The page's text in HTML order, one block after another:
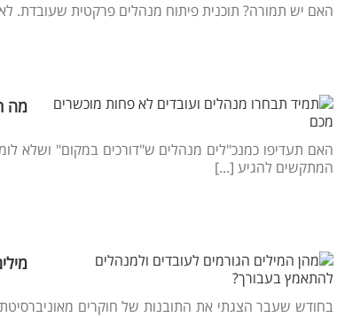
האם יש תמורה? תוכנית פיתוח מנהלים פרקטית שעובדת.
מה
האם תעדיפו כמנכ"לים מנהלים ש"דורכים במקום" ושלא
המתקשים להגיע [...]
בחודש שעבר הצגתי את התובנות של חוקרים